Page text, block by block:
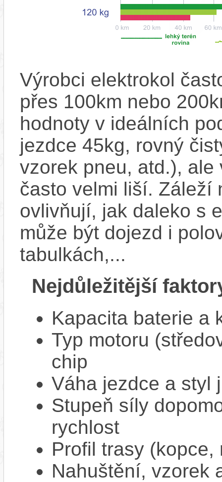
Výrobci elektrokol
přes 100km nebo
hodnoty v ideálních
jezdce 45kg, rovný
vzorek pneu, atd.),
často velmi liší. Záleží
ovlivňují, jak daleko s
může být dojezd i
tabulkách,...
Nejdůležitější
Kapacita baterie a
Typ motoru
chip
Váha jezdce a styl
Stupeň síly
rychlost
Profil trasy
Nahuštění, vzorek